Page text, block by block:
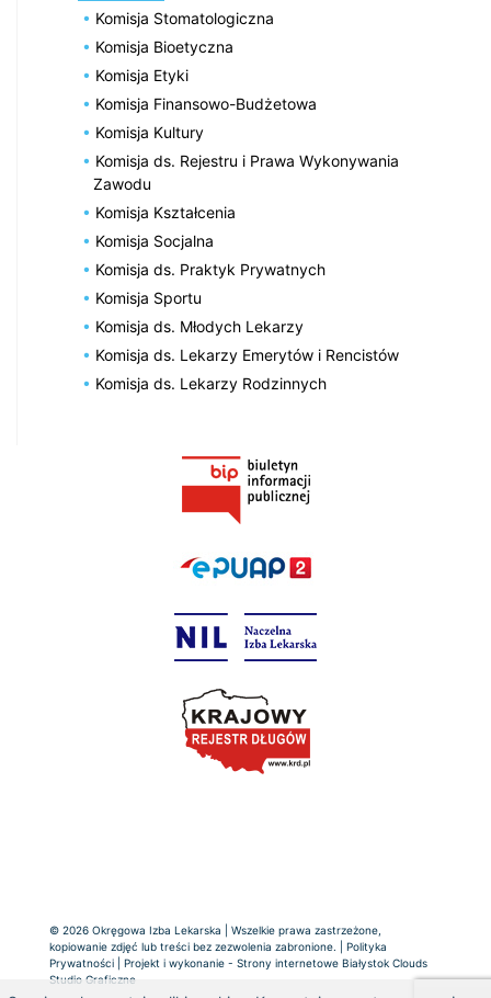
Komisja Stomatologiczna
Komisja Bioetyczna
Komisja Etyki
Komisja Finansowo-Budżetowa
Komisja Kultury
Komisja ds. Rejestru i Prawa Wykonywania
Zawodu
Komisja Kształcenia
Komisja Socjalna
Komisja ds. Praktyk Prywatnych
Komisja Sportu
Komisja ds. Młodych Lekarzy
Komisja ds. Lekarzy Emerytów i Rencistów
Komisja ds. Lekarzy Rodzinnych
© 2026 Okręgowa Izba Lekarska | Wszelkie prawa zastrzeżone,
kopiowanie zdjęć lub treści bez zezwolenia zabronione. | Polityka
Prywatności | Projekt i wykonanie - Strony internetowe Białystok Clouds
Studio Graficzne